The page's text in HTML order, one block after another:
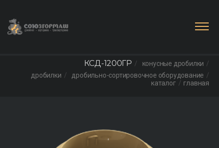
главная
каталог
дробильно-сортировочное оборудование
дробилки
конусные дробилки
КСД-1200ГР